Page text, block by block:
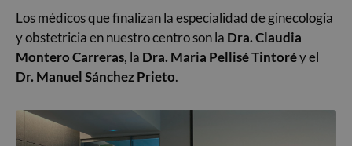
Los médicos que finalizan la especialidad de ginecología
y obstetricia en nuestro centro son la Dra. Claudia
Montero Carreras, la Dra. Maria Pellisé Tintoréy el
Dr. Manuel Sánchez Prieto.